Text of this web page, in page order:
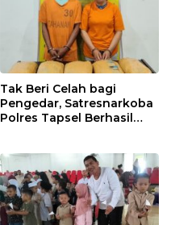
Tak Beri Celah bagi
Pengedar, Satresnarkoba
Polres Tapsel Berhasil